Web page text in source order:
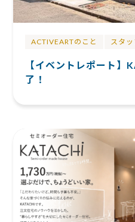
ACTIVEARTのこと スタ
【イベントレポート】
了！